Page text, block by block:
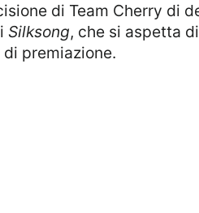
di Team Cherry di
Silksong, che si aspetta
premiazione.